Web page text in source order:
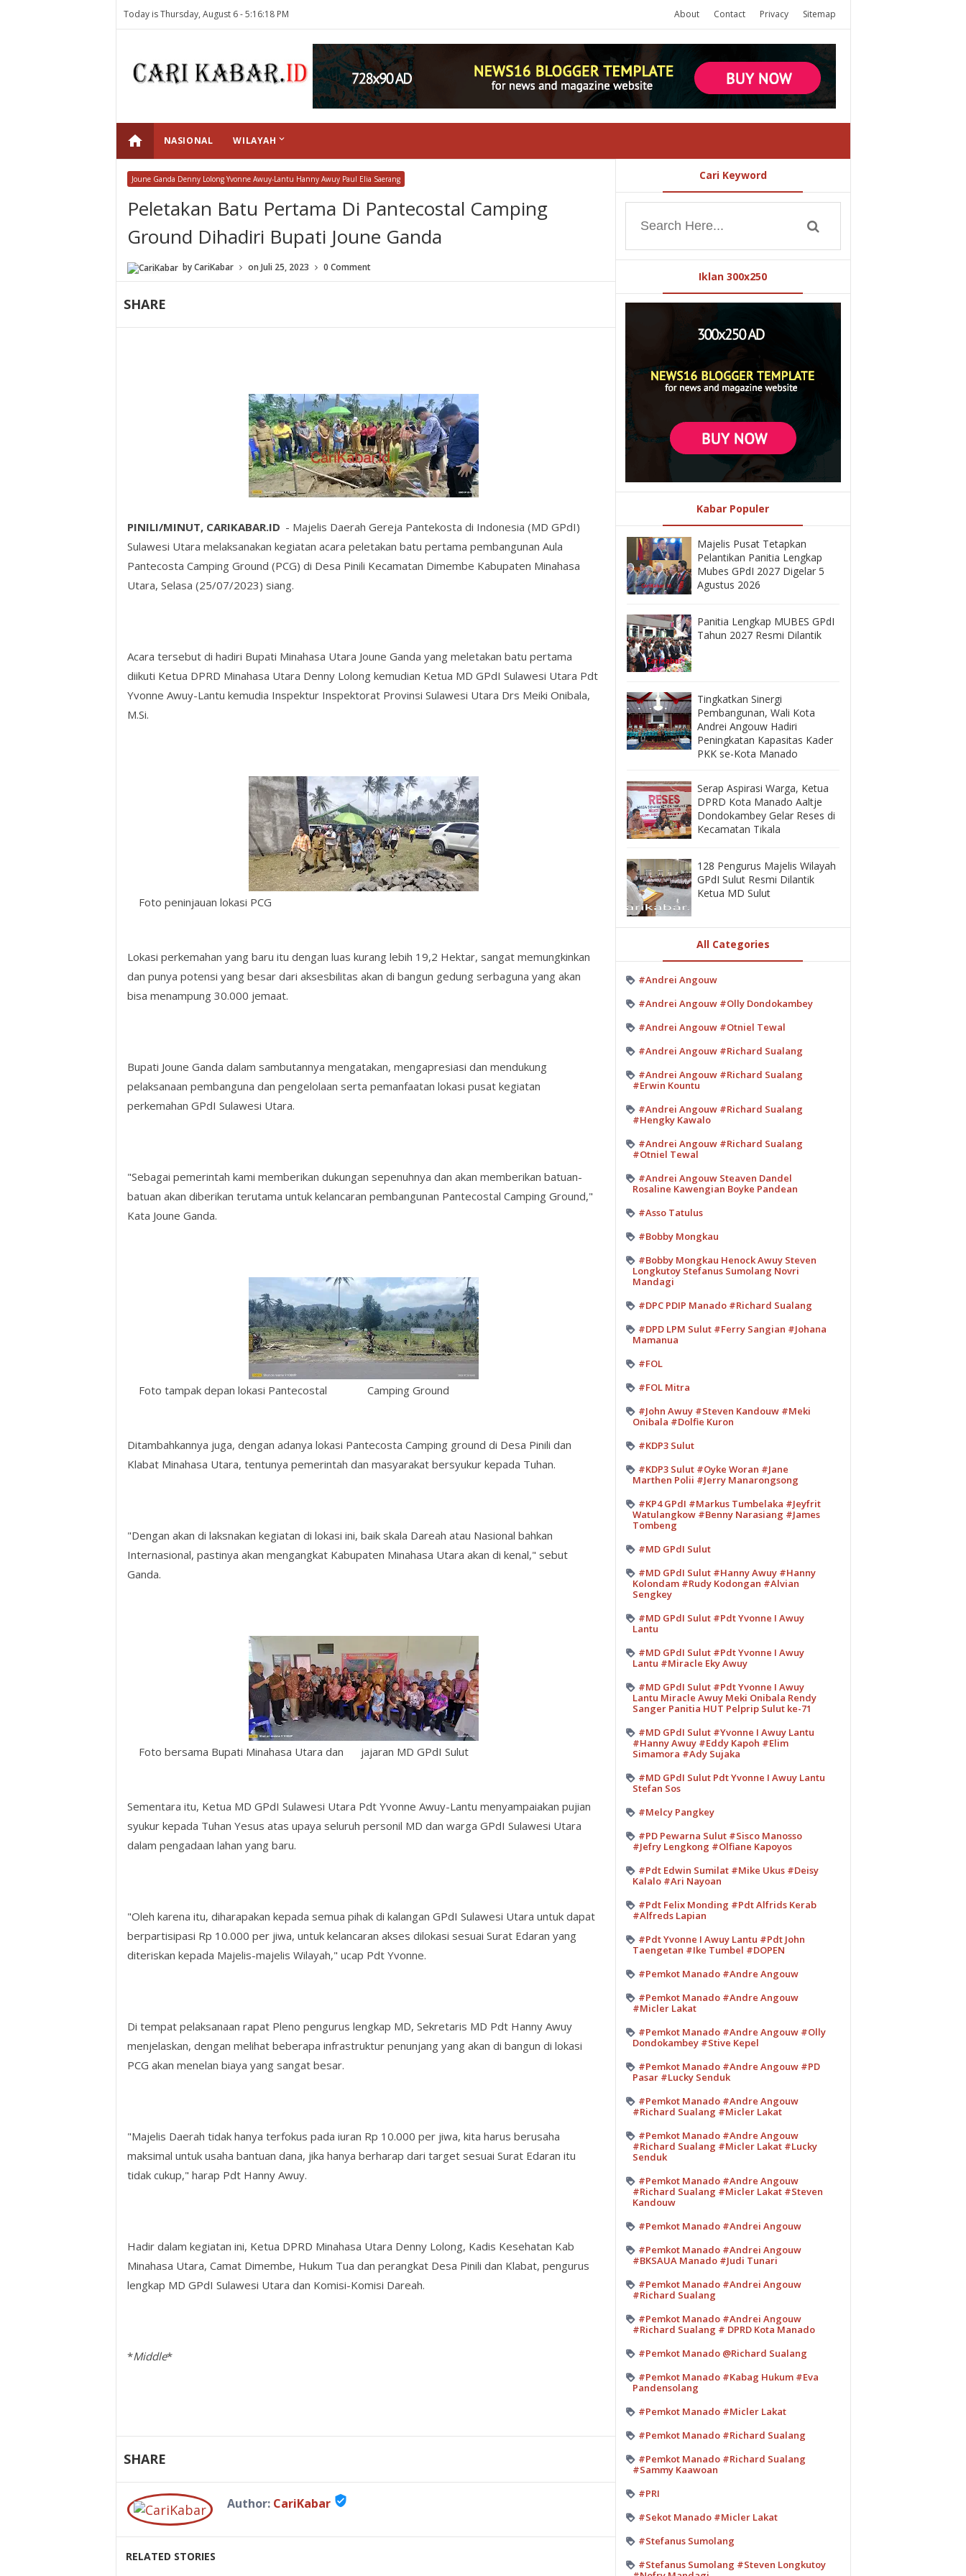
Today is Thursday, August 6 -5:16:18 PM About Contact Privacy Sitemap
home NASIONAL WILAYAH keyboard_arrow_down
Joune Ganda Denny Lolong Yvonne Awuy-Lantu Hanny Awuy Paul Elia Saerang
Peletakan Batu Pertama Di Pantecostal Camping
Ground Dihadiri Bupati Joune Ganda
byCariKabar on Juli 25, 2023 0 Comment
SHARE
PINILI/MINUT, CARIKABAR.ID - Majelis Daerah Gereja Pantekosta di Indonesia (MD GPdI)
Sulawesi Utara melaksanakan kegiatan acara peletakan batu pertama pembangunan Aula
Pantecosta Camping Ground (PCG) di Desa Pinili Kecamatan Dimembe Kabupaten Minahasa
Utara, Selasa (25/07/2023) siang.
Acara tersebut di hadiri Bupati Minahasa Utara Joune Ganda yang meletakan batu pertama
diikuti Ketua DPRD Minahasa Utara Denny Lolong kemudian Ketua MD GPdI Sulawesi Utara Pdt
Yvonne Awuy-Lantu kemudia Inspektur Inspektorat Provinsi Sulawesi Utara Drs Meiki Onibala,
M.Si.
Foto peninjauan lokasi PCG
Lokasi perkemahan yang baru itu dengan luas kurang lebih 19,2 Hektar, sangat memungkinkan
dan punya potensi yang besar dari aksesbilitas akan di bangun gedung serbaguna yang akan
bisa menampung 30.000 jemaat.
Bupati Joune Ganda dalam sambutannya mengatakan, mengapresiasi dan mendukung
pelaksanaan pembanguna dan pengelolaan serta pemanfaatan lokasi pusat kegiatan
perkemahan GPdI Sulawesi Utara.
"Sebagai pemerintah kami memberikan dukungan sepenuhnya dan akan memberikan batuan-
batuan akan diberikan terutama untuk kelancaran pembangunan Pantecostal Camping Ground,"
Kata Joune Ganda.
Foto tampak depan lokasi Pantecostal Camping Ground
Ditambahkannya juga, dengan adanya lokasi Pantecosta Camping ground di Desa Pinili dan
Klabat Minahasa Utara, tentunya pemerintah dan masyarakat bersyukur kepada Tuhan.
"Dengan akan di laksnakan kegiatan di lokasi ini, baik skala Dareah atau Nasional bahkan
Internasional, pastinya akan mengangkat Kabupaten Minahasa Utara akan di kenal," sebut
Ganda.
Foto bersama Bupati Minahasa Utara dan jajaran MD GPdI Sulut
Sementara itu, Ketua MD GPdI Sulawesi Utara Pdt Yvonne Awuy-Lantu menyampaiakan pujian
syukur kepada Tuhan Yesus atas upaya seluruh personil MD dan warga GPdI Sulawesi Utara
dalam pengadaan lahan yang baru.
"Oleh karena itu, diharapakan kepada semua pihak di kalangan GPdI Sulawesi Utara untuk dapat
berpartisipasi Rp 10.000 per jiwa, untuk kelancaran akses dilokasi sesuai Surat Edaran yang
diteriskan kepada Majelis-majelis Wilayah," ucap Pdt Yvonne.
Di tempat pelaksanaan rapat Pleno pengurus lengkap MD, Sekretaris MD Pdt Hanny Awuy
menjelaskan, dengan melihat beberapa infrastruktur penunjang yang akan di bangun di lokasi
PCG akan menelan biaya yang sangat besar.
"Majelis Daerah tidak hanya terfokus pada iuran Rp 10.000 per jiwa, kita harus berusaha
maksimal untuk usaha bantuan dana, jika hanya berharap dari target sesuai Surat Edaran itu
tidak cukup," harap Pdt Hanny Awuy.
Hadir dalam kegiatan ini, Ketua DPRD Minahasa Utara Denny Lolong, Kadis Kesehatan Kab
Minahasa Utara, Camat Dimembe, Hukum Tua dan perangkat Desa Pinili dan Klabat, pengurus
lengkap MD GPdI Sulawesi Utara dan Komisi-Komisi Dareah.
*Middle*
SHARE
Author: CariKabar verified_user
RELATED STORIES
Cari Keyword
Iklan 300x250
Kabar Populer
Majelis Pusat Tetapkan
Pelantikan Panitia Lengkap
Mubes GPdI 2027 Digelar 5
Agustus 2026
Panitia Lengkap MUBES GPdI
Tahun 2027 Resmi Dilantik
‎Tingkatkan Sinergi
Pembangunan, Wali Kota
Andrei Angouw Hadiri
Peningkatan Kapasitas Kader
PKK se-Kota Manado
‎Serap Aspirasi Warga, Ketua
DPRD Kota Manado Aaltje
Dondokambey Gelar Reses di
Kecamatan Tikala ‎
128 Pengurus Majelis Wilayah
GPdI Sulut Resmi Dilantik
Ketua MD Sulut
All Categories
#Andrei Angouw
#Andrei Angouw #Olly Dondokambey
#Andrei Angouw #Otniel Tewal
#Andrei Angouw #Richard Sualang
#Andrei Angouw #Richard Sualang
#Erwin Kountu
#Andrei Angouw #Richard Sualang
#Hengky Kawalo
#Andrei Angouw #Richard Sualang
#Otniel Tewal
#Andrei Angouw Steaven Dandel
Rosaline Kawengian Boyke Pandean
#Asso Tatulus
#Bobby Mongkau
#Bobby Mongkau Henock Awuy Steven
Longkutoy Stefanus Sumolang Novri
Mandagi
#DPC PDIP Manado #Richard Sualang
#DPD LPM Sulut #Ferry Sangian #Johana
Mamanua
#FOL
#FOL Mitra
#John Awuy #Steven Kandouw #Meki
Onibala #Dolfie Kuron
#KDP3 Sulut
#KDP3 Sulut #Oyke Woran #Jane
Marthen Polii #Jerry Manarongsong
#KP4 GPdI #Markus Tumbelaka #Jeyfrit
Watulangkow #Benny Narasiang #James
Tombeng
#MD GPdI Sulut
#MD GPdI Sulut #Hanny Awuy #Hanny
Kolondam #Rudy Kodongan #Alvian
Sengkey
#MD GPdI Sulut #Pdt Yvonne I Awuy
Lantu
#MD GPdI Sulut #Pdt Yvonne I Awuy
Lantu #Miracle Eky Awuy
#MD GPdI Sulut #Pdt Yvonne I Awuy
Lantu Miracle Awuy Meki Onibala Rendy
Sanger Panitia HUT Pelprip Sulut ke-71
#MD GPdI Sulut #Yvonne I Awuy Lantu
#Hanny Awuy #Eddy Kapoh #Elim
Simamora #Ady Sujaka
#MD GPdI Sulut Pdt Yvonne I Awuy Lantu
Stefan Sos
#Melcy Pangkey
#PD Pewarna Sulut #Sisco Manosso
#Jefry Lengkong #Olfiane Kapoyos
#Pdt Edwin Sumilat #Mike Ukus #Deisy
Kalalo #Ari Nayoan
#Pdt Felix Monding #Pdt Alfrids Kerab
#Alfreds Lapian
#Pdt Yvonne I Awuy Lantu #Pdt John
Taengetan #Ike Tumbel #DOPEN
#Pemkot Manado #Andre Angouw
#Pemkot Manado #Andre Angouw
#Micler Lakat
#Pemkot Manado #Andre Angouw #Olly
Dondokambey #Stive Kepel
#Pemkot Manado #Andre Angouw #PD
Pasar #Lucky Senduk
#Pemkot Manado #Andre Angouw
#Richard Sualang #Micler Lakat
#Pemkot Manado #Andre Angouw
#Richard Sualang #Micler Lakat #Lucky
Senduk
#Pemkot Manado #Andre Angouw
#Richard Sualang #Micler Lakat #Steven
Kandouw
#Pemkot Manado #Andrei Angouw
#Pemkot Manado #Andrei Angouw
#BKSAUA Manado #Judi Tunari
#Pemkot Manado #Andrei Angouw
#Richard Sualang
#Pemkot Manado #Andrei Angouw
#Richard Sualang # DPRD Kota Manado
#Pemkot Manado @Richard Sualang
#Pemkot Manado #Kabag Hukum #Eva
Pandensolang
#Pemkot Manado #Micler Lakat
#Pemkot Manado #Richard Sualang
#Pemkot Manado #Richard Sualang
#Sammy Kaawoan
#PRI
#Sekot Manado #Micler Lakat
#Stefanus Sumolang
#Stefanus Sumolang #Steven Longkutoy